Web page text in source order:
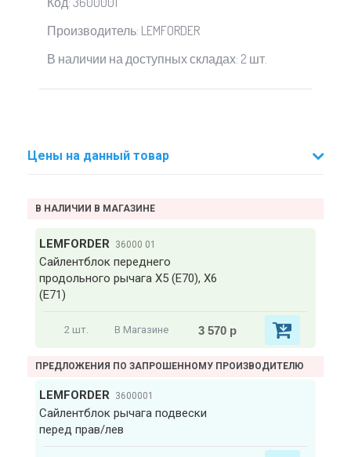
Производитель: LEMFORDER
В наличии на доступных складах: 2 шт.
Цены на данный товар
В НАЛИЧИИ В МАГАЗИНЕ
LEMFORDER 36000 01
Сайлентблок переднего
продольного рычага X5 (Е70), X6
(E71)
2 шт. В Магазине 3 570 р
ПРЕДЛОЖЕНИЯ ПО ЗАПРОШЕННОМУ ПРОИЗВОДИТЕЛЮ
LEMFORDER 3600001
Сайлентблок рычага подвески
перед прав/лев